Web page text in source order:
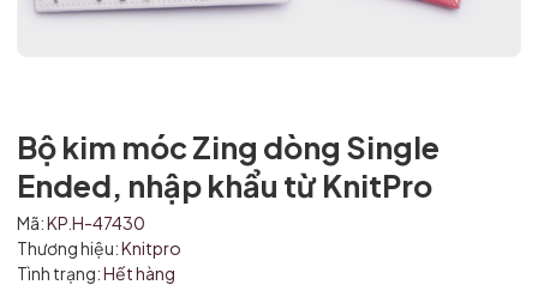
Bộ kim móc Zing dòng Single
Ended, nhập khẩu từ KnitPro
Mã:KP.H-47430
Thương hiệu:Knitpro
Tình trạng:Hết hàng
Mã giảm giá: